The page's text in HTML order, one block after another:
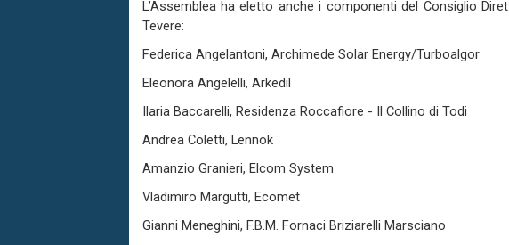
L’Assemblea ha eletto anche i componenti del Consiglio
Tevere:
Federica Angelantoni, Archimede Solar Energy/Turboalgor
Eleonora Angelelli, Arkedil
Ilaria Baccarelli, Residenza Roccafiore - Il Collino di Todi
Andrea Coletti, Lennok
Amanzio Granieri, Elcom System
Vladimiro Margutti, Ecomet
Gianni Meneghini, F.B.M. Fornaci Briziarelli Marsciano